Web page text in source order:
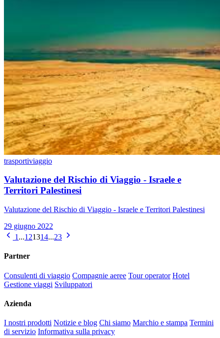
trasportiviaggio
Valutazione del Rischio di Viaggio - Israele e
Territori Palestinesi
Valutazione del Rischio di Viaggio - Israele e Territori Palestinesi
29 giugno 2022
1 ...121314...23
Partner
Consulenti di viaggio Compagnie aeree Tour operator Hotel
Gestione viaggi Sviluppatori
Azienda
I nostri prodotti Notizie e blog Chi siamo Marchio e stampa Termini
di servizio Informativa sulla privacy